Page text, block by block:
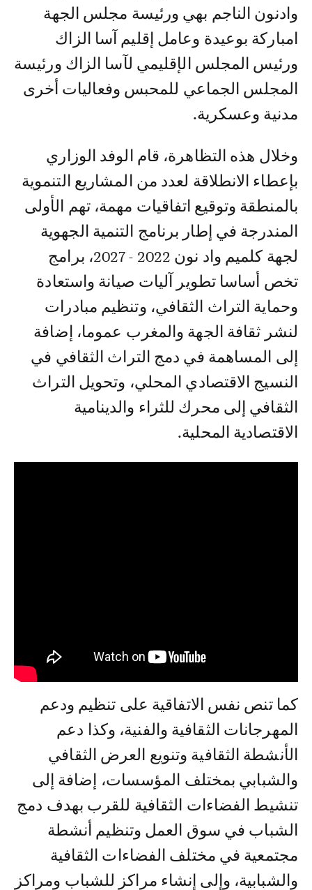
وادنون الناجم بهي ورئيسة مجلس الجهة
امباركة بوعيدة وعامل إقليم آسا الزاك
ورئيس المجلس الإقليمي لآسا الزاك ورئيسة
المجلس الجماعي للمحبس وفعاليات أخرى
مدنية وعسكرية.
وخلال هذه التظاهرة، قام الوفد الوزاري
بإعطاء الانطلاقة لعدد من المشاريع التنموية
بالمنطقة وتوقيع اتفاقيات مهمة، تهم الأولى
المندرجة في إطار برنامج التنمية الجهوية
لجهة كلميم واد نون 2022 - 2027، برامج
تخص أساسا تطوير آليات صيانة واستعادة
وحماية التراث الثقافي، وتنظيم مبادرات
لنشر ثقافة الجهة والمغرب عموما، إضافة
إلى المساهمة في دمج التراث الثقافي في
النسيج الاقتصادي المحلي، وتحويل التراث
الثقافي إلى محرك للثراء والدينامية
الاقتصادية المحلية.
كما تنص نفس الاتفاقية على تنظيم ودعم
المهرجانات الثقافية والفنية، وكذا دعم
الأنشطة الثقافية وتنويع العرض الثقافي
والشبابي بمختلف المؤسسات، إضافة إلى
تنشيط الفضاءات الثقافية للقرب بهدف دمج
الشباب في سوق العمل وتنظيم أنشطة
مجتمعية في مختلف الفضاءات الثقافية
والشبابية، وإلى إنشاء مراكز للشباب ومراكز